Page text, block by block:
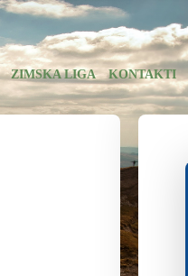
ZIMSKA LIGA KONTAKTI